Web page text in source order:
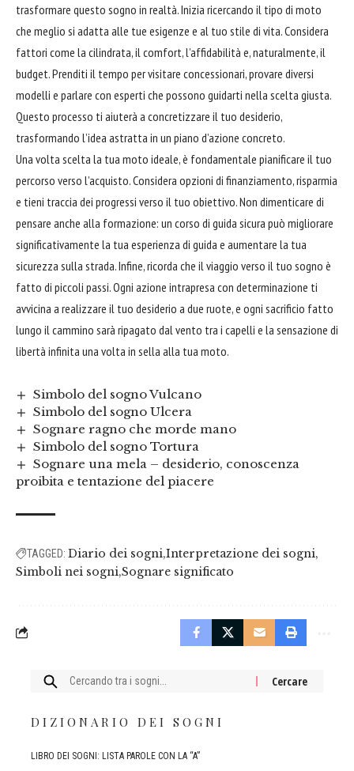
trasformare questo sogno in realtà. Inizia ricercando il tipo di moto
che meglio si adatta alle tue esigenze e al tuo stile di vita. Considera
fattori come la cilindrata, il comfort, l’affidabilità e, naturalmente, il
budget. Prenditi il tempo per visitare concessionari, provare diversi
modelli e parlare con esperti che possono guidarti nella scelta giusta.
Questo processo ti aiuterà a concretizzare il tuo desiderio,
trasformando l’idea astratta in un piano d’azione concreto.
Una volta scelta la tua moto ideale, è fondamentale pianificare il tuo
percorso verso l’acquisto. Considera opzioni di finanziamento, risparmia
e tieni traccia dei progressi verso il tuo obiettivo. Non dimenticare di
pensare anche alla formazione: un corso di guida sicura può migliorare
significativamente la tua esperienza di guida e aumentare la tua
sicurezza sulla strada. Infine, ricorda che il viaggio verso il tuo sogno è
fatto di piccoli passi. Ogni azione intrapresa con determinazione ti
avvicina a realizzare il tuo desiderio a due ruote, e ogni sacrificio fatto
lungo il cammino sarà ripagato dal vento tra i capelli e la sensazione di
libertà infinita una volta in sella alla tua moto.
Simbolo del sogno Vulcano
Simbolo del sogno Ulcera
Sognare ragno che morde mano
Simbolo del sogno Tortura
Sognare una mela – desiderio, conoscenza
proibita e tentazione del piacere
TAGGED: Diario dei sogni Interpretazione dei sogni
Simboli nei sogni Sognare significato
Cercare:
DIZIONARIO DEI SOGNI
LIBRO DEI SOGNI: LISTA PAROLE CON LA “A”